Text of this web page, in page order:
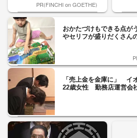
PR(FINCHI on GOETHE)
おかたづけもできる点が
やセリフが盛りだくさ
「売上金を金庫に」 イ
22歳女性 勤務店運営会